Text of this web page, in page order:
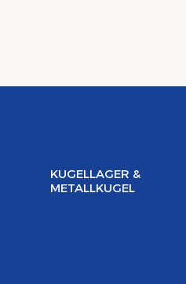
KUGELLAGER &
METALLKUGEL